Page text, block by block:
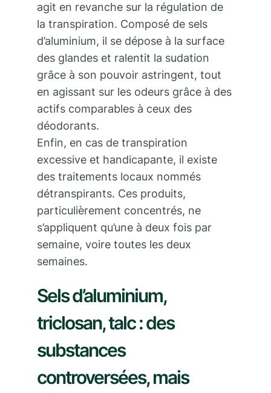
agit en revanche sur la régulation de
la transpiration. Composé de sels
d’aluminium, il se dépose à la surface
des glandes et ralentit la sudation
grâce à son pouvoir astringent, tout
en agissant sur les odeurs grâce à des
actifs comparables à ceux des
déodorants.
Enfin, en cas de transpiration
excessive et handicapante, il existe
des traitements locaux nommés
détranspirants. Ces produits,
particulièrement concentrés, ne
s’appliquent qu’une à deux fois par
semaine, voire toutes les deux
semaines.
Sels d’aluminium,
triclosan, talc : des
substances
controversées, mais